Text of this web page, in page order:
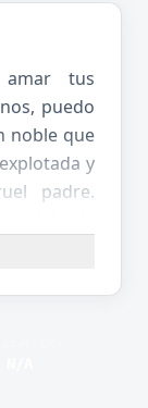
amar tus
puedo
noble que
y
padre.
borde de